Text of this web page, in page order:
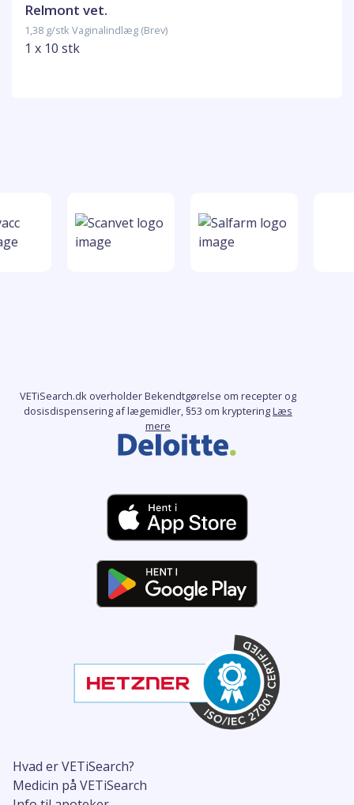
Relmont vet.
1,38 g/stk Vaginalindlæg (Brev)
1 x 10 stk
Hvad er VETiSearch?
Medicin på VETiSearch
VETiSearch.dk overholder Bekendtgørelse om recepter og
dosisdispensering af lægemidler, §53 om krypteringLæs
mere